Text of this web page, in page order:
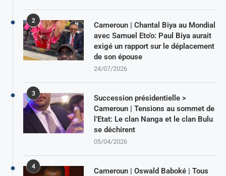
2
Cameroun | Chantal Biya au Mondial
avec Samuel Eto’o: Paul Biya aurait
exigé un rapport sur le déplacement
de son épouse
24/07/2026
3
Succession présidentielle >
Cameroun | Tensions au sommet de
l’Etat: Le clan Nanga et le clan Bulu
se déchirent
05/04/2026
4
Cameroun | Oswald Baboké | Tous